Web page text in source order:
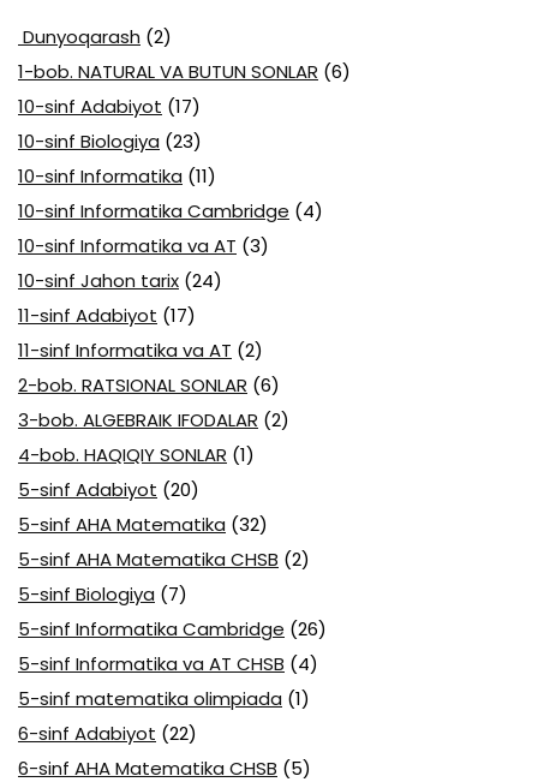
Dunyoqarash (2)
1-bob. NATURAL VA BUTUN SONLAR (6)
10-sinf Adabiyot (17)
10-sinf Biologiya (23)
10-sinf Informatika (11)
10-sinf Informatika Cambridge (4)
10-sinf Informatika va AT (3)
10-sinf Jahon tarix (24)
11-sinf Adabiyot (17)
11-sinf Informatika va AT (2)
2-bob. RATSIONAL SONLAR (6)
3-bob. ALGEBRAIK IFODALAR (2)
4-bob. HAQIQIY SONLAR (1)
5-sinf Adabiyot (20)
5-sinf AHA Matematika (32)
5-sinf AHA Matematika CHSB (2)
5-sinf Biologiya (7)
5-sinf Informatika Cambridge (26)
5-sinf Informatika va AT CHSB (4)
5-sinf matematika olimpiada (1)
6-sinf Adabiyot (22)
6-sinf AHA Matematika CHSB (5)